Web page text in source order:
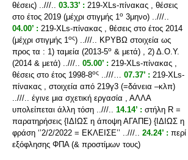
θέσεις) ..///.. 03.33’ : 219-XLs-πίνακας , θέσεις
στο έτος 2019 (μέχρι στιγμής 1ο 3μηνο) ..///..
04.00’ : 219-XLs-πίνακας , θέσεις στο έτος 2014
(μέχρι στιγμής 1ος) ..///.. ΚΡΥΒΩ στοιχεία ως
προς τα : 1) ταμεία (2013-5ο & μετά) , 2) Δ.Ο.Υ.
(2014 & μετά) ..///.. 05.00’ : 219-XLs-πίνακας ,
θέσεις στο έτος 1998-8ος ..///… 07.37’ : 219-XLs-
πίνακας , στοιχεία από 219γ3 (=δάνεια –κλπ)
..///.. έγινε μια σχετική εργασία , ΑΛΛΑ
υπολείπεται άλλη τόση ..///.. 14.14’ : στήλη R =
παρατηρήσεις {ΙΔΙΩΣ η άποψη ΑΓΑΠΕ) {ΙΔΙΩΣ η
φράση ‘’2/2/2022 = ΕΚΛΕΙΣΕ’’ ..///.. 24.24’ : περί
εξόφλησης ΦΠΑ (& προστίμων τους)